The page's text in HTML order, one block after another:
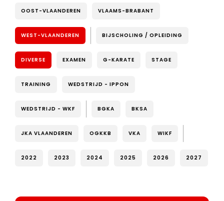
OOST-VLAANDEREN VLAAMS-BRABANT
WEST-VLAANDEREN BIJSCHOLING / OPLEIDING
DIVERSE EXAMEN G-KARATE STAGE
TRAINING WEDSTRIJD - IPPON
WEDSTRIJD - WKF BGKA BKSA
JKA VLAANDEREN OGKKB VKA WIKF
2022 2023 2024 2025 2026 2027